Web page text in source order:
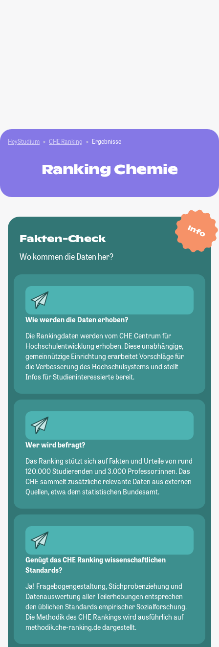
HeyStudium CHE Ranking Ergebnisse
Ranking Chemie
Info
Fakten-Check
Wo kommen die Daten her?
Wie werden die Daten erhoben?
Die Rankingdaten werden vom CHE Centrum für
Hochschulentwicklung erhoben. Diese unabhängige,
gemeinnützige Einrichtung erarbeitet Vorschläge für
die Verbesserung des Hochschulsystems und stellt
Infos für Studieninteressierte bereit.
Wer wird befragt?
Das Ranking stützt sich auf Fakten und Urteile von rund
120.000 Studierenden und 3.000 Professor:innen. Das
CHE sammelt zusätzliche relevante Daten aus externen
Quellen, etwa dem statistischen Bundesamt.
Genügt das CHE Ranking wissenschaftlichen
Standards?
Ja! Fragebogengestaltung, Stichprobenziehung und
Datenauswertung aller Teilerhebungen entsprechen
den üblichen Standards empirischer Sozialforschung.
Die Methodik des CHE Rankings wird ausführlich auf
methodik.che-ranking.de dargestellt.